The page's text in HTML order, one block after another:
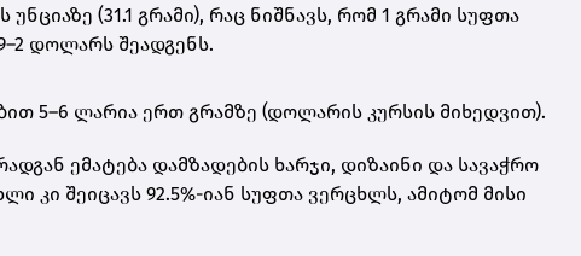
(31.1 გრამი), რაც ნიშნავს, რომ 1 გრამი სუფთა
დოლარს შეადგენს.
5–6 ლარია ერთ გრამზე (დოლარის კურსის მიხედვით).
ემატება დამზადების ხარჯი, დიზაინი და სავაჭრო
კი შეიცავს 92.5%-იან სუფთა ვერცხლს, ამიტომ მისი